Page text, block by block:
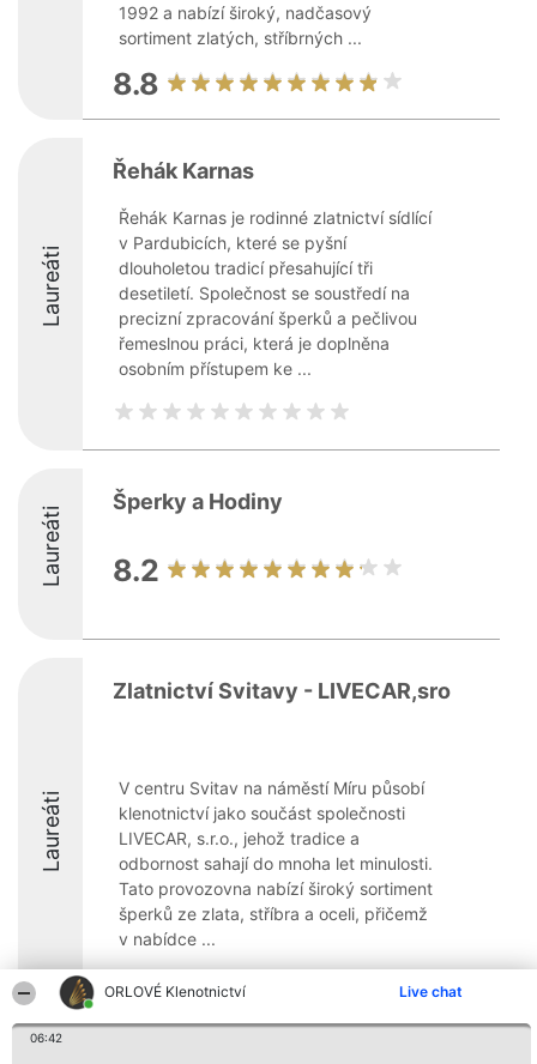
ORLOVÉ Klenotnictví Live chat
06:42
1992 a nabízí široký, nadčasový
sortiment zlatých, stříbrných ...
8.8
Laureáti
Řehák Karnas
Řehák Karnas je rodinné zlatnictví sídlící
v Pardubicích, které se pyšní
dlouholetou tradicí přesahující tři
desetiletí. Společnost se soustředí na
precizní zpracování šperků a pečlivou
řemeslnou práci, která je doplněna
osobním přístupem ke ...
Laureáti
Šperky a Hodiny
8.2
Laureáti
Zlatnictví Svitavy - LIVECAR,sro
V centru Svitav na náměstí Míru působí
klenotnictví jako součást společnosti
LIVECAR, s.r.o., jehož tradice a
odbornost sahají do mnoha let minulosti.
Tato provozovna nabízí široký sortiment
šperků ze zlata, stříbra a oceli, přičemž
v nabídce ...